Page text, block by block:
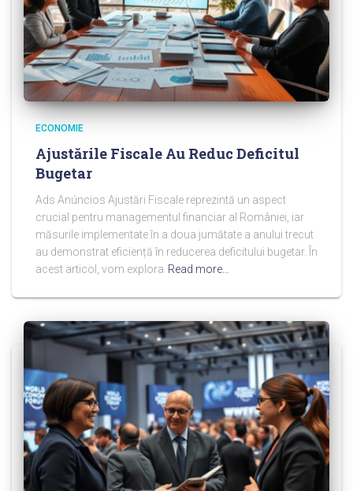
ECONOMIE
Ajustările Fiscale Au Reduc Deficitul
Bugetar
Ads Anúncios Ajustări Fiscale reprezintă un aspect
crucial pentru managementul financiar al României, iar
măsurile implementate în a doua jumătate a anului trecut
au demonstrat eficiență în reducerea deficitului bugetar. În
acest articol, vom explora Read more…